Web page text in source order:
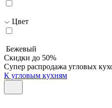
Цвет
Бежевый
Скидки до 50%
Супер распродажа угловых
К угловым кухням